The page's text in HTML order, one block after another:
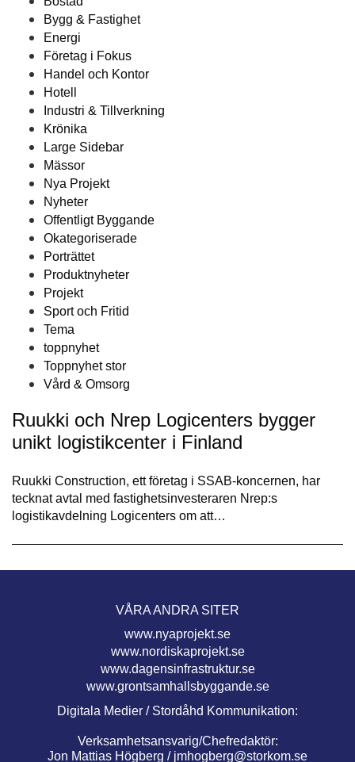
Bygg & Fastighet
Energi
Företag i Fokus
Handel och Kontor
Hotell
Industri & Tillverkning
Krönika
Large Sidebar
Mässor
Nya Projekt
Nyheter
Offentligt Byggande
Okategoriserade
Porträttet
Produktnyheter
Projekt
Sport och Fritid
Tema
toppnyhet
Toppnyhet stor
Vård & Omsorg
Ruukki och Nrep Logicenters bygger
unikt logistikcenter i Finland
Ruukki Construction, ett företag i SSAB-koncernen, har
tecknat avtal med fastighetsinvesteraren Nrep:s
logistikavdelning Logicenters om att…
VÅRA ANDRA SITER
www.nyaprojekt.se
www.nordiskaprojekt.se
www.dagensinfrastruktur.se
www.grontsamhallsbyggande.se
Digitala Medier / Stordåhd Kommunikation:
Verksamhetsansvarig/Chefredaktör:
Jon Mattias Högberg / jmhogberg@storkom.se